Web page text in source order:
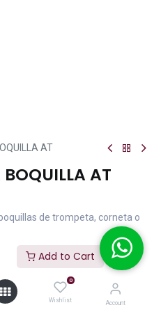
Add to Cart
0
Wishlist Account
AT
BOQUILLA AT
de trompeta, corneta o